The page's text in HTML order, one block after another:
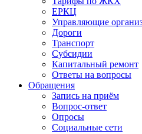
ЕРКЦ
Управляющие
Дороги
Транспорт
Субсидии
Капитальный ремонт
Ответы на вопросы
Обращения
Запись на приём
Вопрос-ответ
Опросы
Социальные сети